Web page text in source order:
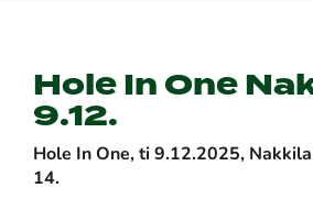
Hole In One
9.12.
Hole In One, ti 9.12.2025,
14.